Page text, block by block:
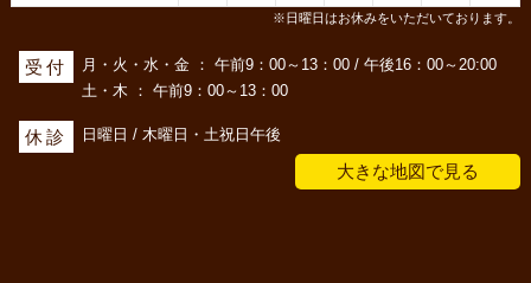
※日曜日はお休みをいただいております。
受付
月・火・水・金 ： 午前9：00～13：00 / 午後16：00～20:00
土・木 ： 午前9：00～13：00
休診 日曜日 / 木曜日・土祝日午後
大きな地図で見る